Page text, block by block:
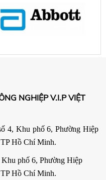
NGHIỆP V.I.P VIỆT
4, Khu phố 6, Phường Hiệp
Hồ Chí Minh.
phố 6, Phường Hiệp
Hồ Chí Minh.